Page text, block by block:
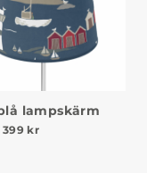
kr.
lampskärm
Det ursprungliga priset
399 krDet nuvarande